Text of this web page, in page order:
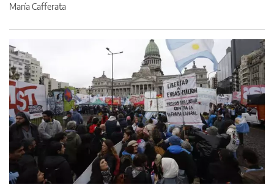
María Cafferata